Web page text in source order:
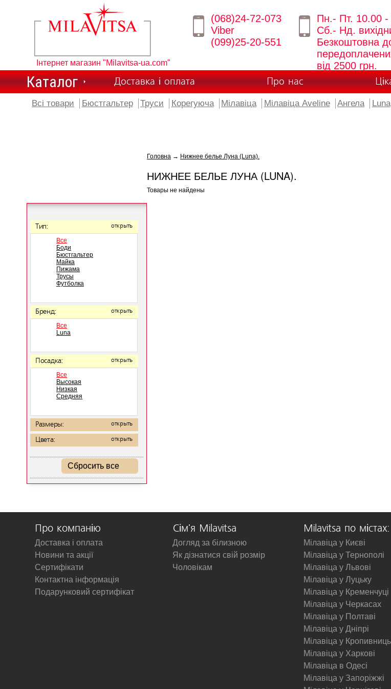
Інтернет магазин "Milavitsa-ua.com"
(068)24-72-073
Viber
(099)25-20-551
Пн.- Пт. 10.00 -
Сб.- Нд.
Безкоштовна
від 2500 грн.
Каталог Доставка і оплата Про нас
Всі товари Бюстгальтер Труси Корегуюча Мілавіца Мілавіца Aveline Ангела Luna
Тип: открыть
Все
Боди
Бюстгальтер
Майка
Пижама
Трусы
Футболка
Бренд: открыть
Все
Luna
Посадка: открыть
Все
Высокая
Низкая
Средняя
Размеры: открыть
Цвета: открыть
Сбросить все
Головна → Нижнее белье Луна (Luna).
НИЖНЕЕ БЕЛЬЕ ЛУНА (LUNA).
Товары не найдены
Про компанію
Доставка і оплата
Новини та акції
Сертифікати
Контактна інформація
Подарунковий сертифікат
Сім'я Milavitsa
Догляд за білизною
Як дізнатися свій розмір
Чоловікам
Milavitsa по містах:
Мілавіца у Києві
Мілавіца у Тернополі
Мілавіца у Львові
Мілавіца у Луцьку
Мілавіца у Кременчуці
Мілавіца у Черкасах
Мілавіца у Полтаві
Мілавіца у Дніпрі
Мілавіца у
Мілавіца у Харкові
Мілавіца в Одесі
Мілавіца у Запоріжжі